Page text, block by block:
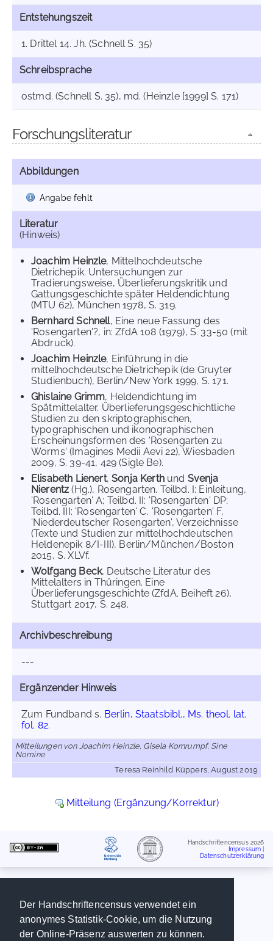
Der Handschriftencensus verwendet ein
anonymes Statistik-Cookie, um die Nutzung
der Online-Präsenz auswerten zu können.
Entstehungszeit
1. Drittel 14. Jh. (Schnell S. 35)
Schreibsprache
ostmd. (Schnell S. 35), md. (Heinzle [1999] S. 171)
Forschungsliteratur
Abbildungen
Angabe fehlt
Literatur
(Hinweis)
Joachim Heinzle, Mittelhochdeutsche
Dietrichepik. Untersuchungen zur
Tradierungsweise, Überlieferungskritik und
Gattungsgeschichte später Heldendichtung
(MTU 62), München 1978, S. 319.
Bernhard Schnell, Eine neue Fassung des
'Rosengarten'?, in: ZfdA 108 (1979), S. 33-50 (mit
Abdruck).
Joachim Heinzle, Einführung in die
mittelhochdeutsche Dietrichepik (de Gruyter
Studienbuch), Berlin/New York 1999, S. 171.
Ghislaine Grimm, Heldendichtung im
Spätmittelalter. Überlieferungsgeschichtliche
Studien zu den skriptographischen,
typographischen und ikonographischen
Erscheinungsformen des 'Rosengarten zu
Worms' (Imagines Medii Aevi 22), Wiesbaden
2009, S. 39-41, 429 (Sigle Be).
Elisabeth Lienert,Sonja Kerthund Svenja
Nierentz(Hg.), Rosengarten. Teilbd. I: Einleitung,
'Rosengarten' A; Teilbd. II: 'Rosengarten' DP;
Teilbd. III: 'Rosengarten' C, 'Rosengarten' F,
'Niederdeutscher Rosengarten', Verzeichnisse
(Texte und Studien zur mittelhochdeutschen
Heldenepik 8/I-III), Berlin/München/Boston
2015, S. XLVf.
Wolfgang Beck, Deutsche Literatur des
Mittelalters in Thüringen. Eine
Überlieferungsgeschichte (ZfdA. Beiheft 26),
Stuttgart 2017, S. 248.
Archivbeschreibung
---
Ergänzender Hinweis
Zum Fundband s. Berlin, Staatsbibl., Ms. theol. lat.
fol. 82.
Mitteilungen von Joachim Heinzle, Gisela Kornrumpf, Sine
Nomine
Teresa Reinhild Küppers, August 2019
Mitteilung (Ergänzung/Korrektur)
Handschriftencensus 2026
Impressum
Datenschutzerklärung